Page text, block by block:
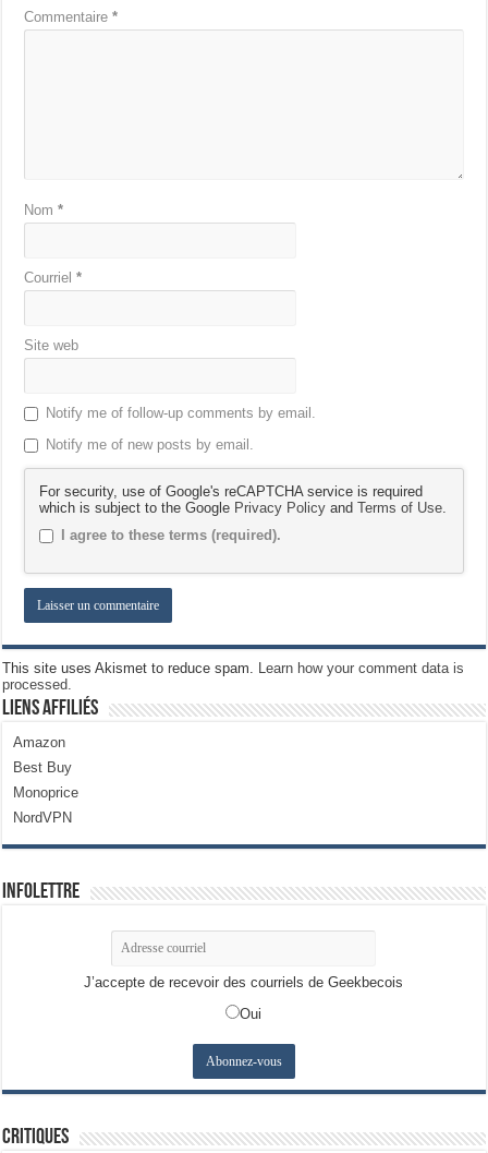
Commentaire*
Nom*
Courriel*
Site web
Notify me of follow-up comments by email.
Notify me of new posts by email.
For security, use of Google's reCAPTCHA service is required
which is subject to the Google Privacy Policy andTerms of Use.
I agree to these terms (required).
This site uses Akismet to reduce spam. Learn how your comment data is
processed.
Liens Affiliés
Amazon
Best Buy
Monoprice
NordVPN
Infolettre
J’accepte de recevoir des courriels de Geekbecois
Oui
Critiques